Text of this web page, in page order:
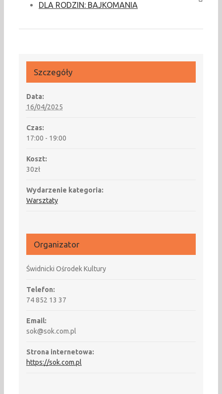
DLA RODZIN: BAJKOMANIA
Szczegóły
Data:
16/04/2025
Czas:
17:00 - 19:00
Koszt:
30zł
Wydarzenie kategoria:
Warsztaty
Organizator
Świdnicki Ośrodek Kultury
Telefon:
74 852 13 37
Email:
sok@sok.com.pl
Strona internetowa:
https://sok.com.pl